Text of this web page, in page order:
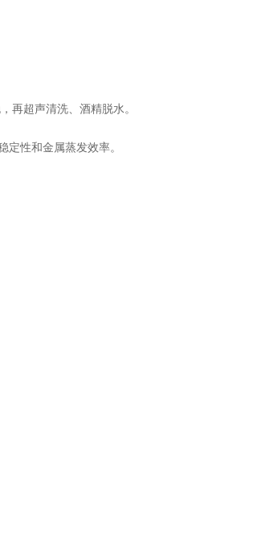
超声清洗、酒精脱水。
性和金属蒸发效率。